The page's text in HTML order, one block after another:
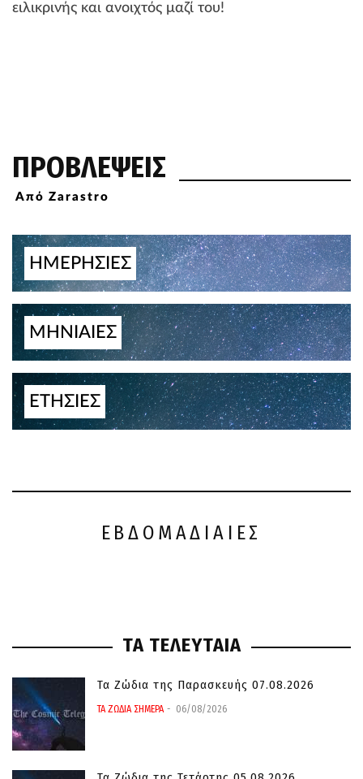
ειλικρινής και ανοιχτός μαζί του!
ΠΡΟΒΛΕΨΕΙΣ
Από Zarastro
ΗΜΕΡΗΣΙΕΣ
ΜΗΝΙΑΙΕΣ
ΕΤΗΣΙΕΣ
ΕΒΔΟΜΑΔΙΑΙΕΣ
ΤΑ ΤΕΛΕΥΤΑΙΑ
Τα Ζώδια της Παρασκευής 07.08.2026
ΤΑ ΖΩΔΙΑ ΣΗΜΕΡΑ 06/08/2026